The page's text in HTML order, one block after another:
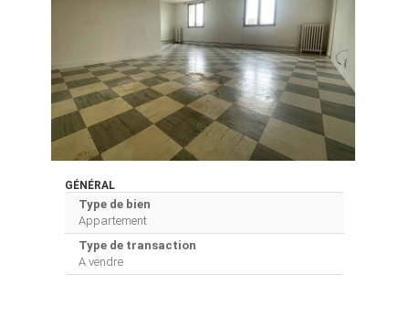
GÉNÉRAL
Type de bien
Appartement
Type de transaction
A vendre